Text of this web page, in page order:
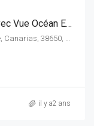
Opportunité Unique : Appartement Avec Vue Océan Et Potentiel Locatif
il y a2 ans